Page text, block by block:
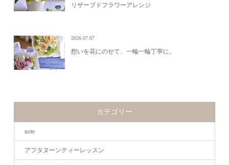
リザーブドフラワーアレンジ
2026.07.07
想いを花にのせて、一輪一輪丁寧に。
カテゴリー
note
アフタヌーンティーレッスン